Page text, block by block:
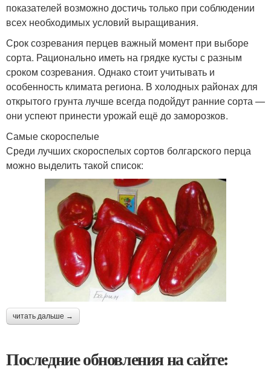
показателей возможно достичь только при соблюдении
всех необходимых условий выращивания.
Срок созревания перцев важный момент при выборе
сорта. Рационально иметь на грядке кусты с разным
сроком созревания. Однако стоит учитывать и
особенность климата региона. В холодных районах для
открытого грунта лучше всегда подойдут ранние сорта —
они успеют принести урожай ещё до заморозков.
Самые скороспелые
Среди лучших скороспелых сортов болгарского перца
можно выделить такой список:
читать дальше →
Последние обновления на сайте: